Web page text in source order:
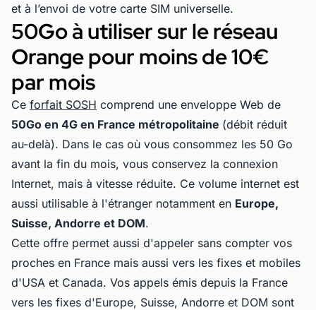
et à l’envoi de votre carte SIM universelle.
50Go à utiliser sur le réseau
Orange pour moins de 10€
par mois
Ce forfait SOSH comprend une enveloppe Web de
50Go en 4G en France métropolitaine (débit réduit
au-delà). Dans le cas où vous consommez les 50 Go
avant la fin du mois, vous conservez la connexion
Internet, mais à vitesse réduite. Ce volume internet est
aussi utilisable à l'étranger notamment en Europe,
Suisse, Andorre et DOM.
Cette offre permet aussi d'appeler sans compter vos
proches en France mais aussi vers les fixes et mobiles
d'USA et Canada. Vos appels émis depuis la France
vers les fixes d'Europe, Suisse, Andorre et DOM sont